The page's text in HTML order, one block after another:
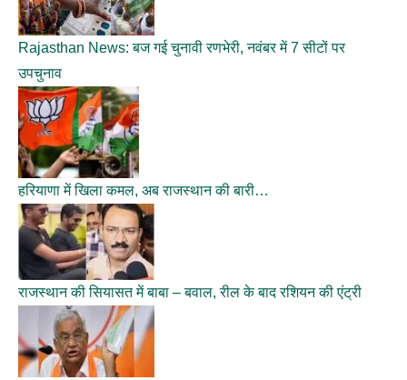
Rajasthan News: बज गई चुनावी रणभेरी, नवंबर में 7 सीटों पर
उपचुनाव
हरियाणा में खिला कमल, अब राजस्थान की बारी…
राजस्थान की सियासत में बाबा – बवाल, रील के बाद रशियन की एंट्री